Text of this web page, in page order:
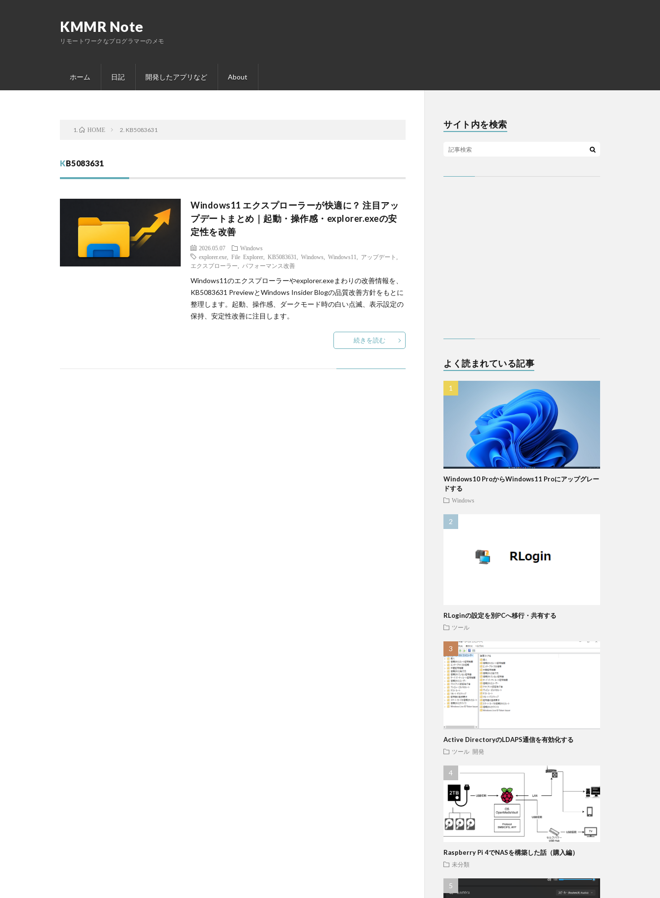
KMMR Note
リモートワークなプログラマーのメモ
ホーム 日記 開発したアプリなど About
HOME KB5083631
KB5083631
Windows11 エクスプローラーが快適に？ 注目アッ
プデートまとめ｜起動・操作感・explorer.exeの安
定性を改善
2026.05.07
Windows
explorer.exe ,File Explorer ,KB5083631 ,Windows ,Windows11 アップデート
エクスプローラー
パフォーマンス改善
Windows11のエクスプローラーやexplorer.exeまわりの改善情報を、
KB5083631 PreviewとWindows Insider Blogの品質改善方針をもとに
整理します。起動、操作感、ダークモード時の白い点滅、表示設定の
保持、安定性改善に注目します。
続きを読む
サイト内を検索
よく読まれている記事
Windows10 ProからWindows11 Proにアップグレー
ドする
Windows
RLoginの設定を別PCへ移行・共有する
ツール
Active DirectoryのLDAPS通信を有効化する
ツール 開発
Raspberry Pi 4でNASを構築した話（購入編）
未分類